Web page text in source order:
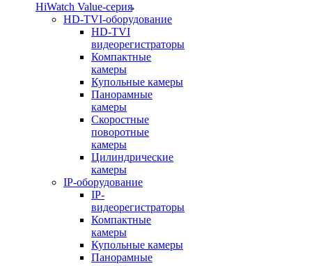
HiWatch Value-серия
HD-TVI-оборудование
HD-TVI
видеорегистраторы
Компактные
камеры
Купольные камеры
Панорамные
камеры
Скоростные
поворотные
камеры
Цилиндрические
камеры
IP-оборудование
IP-
видеорегистраторы
Компактные
камеры
Купольные камеры
Панорамные